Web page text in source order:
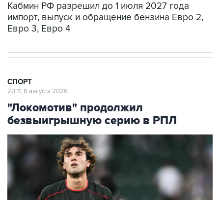
Кабмин РФ разрешил до 1 июля 2027 года
импорт, выпуск и обращение бензина Евро 2,
Евро 3, Евро 4
СПОРТ
20:11, 8 августа 2026
"Локомотив" продолжил
безвыигрышную серию в РПЛ